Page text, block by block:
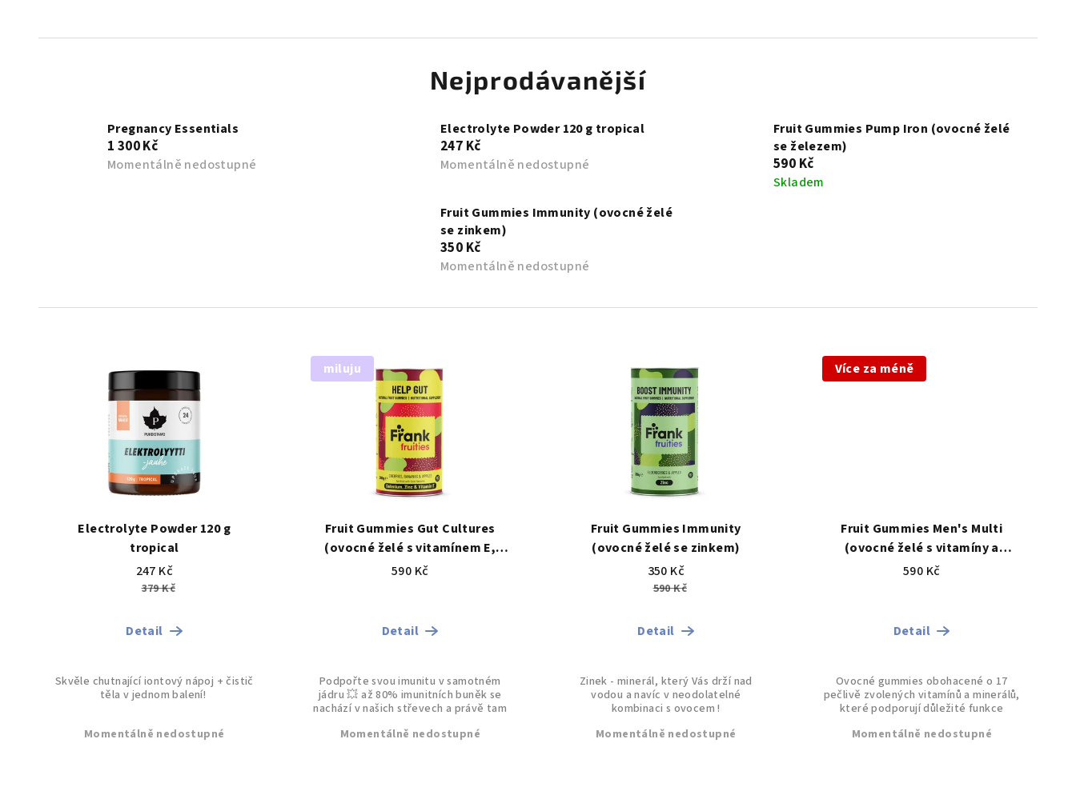
Nejprodávanější
Pregnancy Essentials
1 300 Kč
Momentálně nedostupné
Electrolyte Powder 120 g tropical
247 Kč
Momentálně nedostupné
Fruit Gummies Pump Iron (ovocné želé
se železem)
590 Kč
Skladem
Fruit Gummies Immunity (ovocné želé
se zinkem)
350 Kč
Momentálně nedostupné
Electrolyte Powder 120 g
tropical
247 Kč
379 Kč
Detail
Skvěle chutnající iontový nápoj + čistič
těla v jednom balení!
Momentálně nedostupné
miluju
Fruit Gummies Gut Cultures
(ovocné želé s vitamínem E,
zinkem a probiotiky)
590 Kč
Detail
Podpořte svou imunitu v samotném
jádru 💥 až 80% imunitních buněk se
nachází v našich střevech a právě tam
Momentálně nedostupné
Fruit Gummies Immunity
(ovocné želé se zinkem)
350 Kč
590 Kč
Detail
Zinek - minerál, který Vás drží nad
vodou a navíc v neodolatelné
kombinaci s ovocem !
Momentálně nedostupné
Více za méně
Fruit Gummies Men's Multi
(ovocné želé s vitamíny a
minerály)
590 Kč
Detail
Ovocné gummies obohacené o 17
pečlivě zvolených vitamínů a minerálů,
které podporují důležité funkce
Momentálně nedostupné